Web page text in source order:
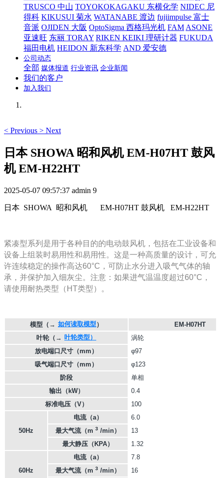
TRUSCO 中山 TOYOKOKAGAKU 东横化学 NIDEC 尼
得科 KIKUSUI 菊水 WATANABE 渡边 fujiimpulse 富士
音派 OJIDEN 大阪 OptoSigma 西格玛光机 FAM ASONE
亚速旺 东丽 TORAY RIKEN KEIKI 理研计器 FUKUDA
福田电机 HEIDON 新东科学 AND 爱安德
公司动态
全部 媒体报道 行业资讯 企业新闻
我们的客户
加入我们
< Previous > Next
日本 SHOWA 昭和风机 EM-H07HT 鼓风
机 EM-H22HT
2025-05-07 09:57:37 admin 9
日本 SHOWA 昭和风机 EM-H07HT 鼓风机 EM-H22HT
紧凑型系列是用于各种目的的电动鼓风机，包括在工业设备和
设备上组装时易用性和易用性。这是一种高质量的设计，可允
许连续稳定的操作高达60°C，可防止水分进入吸气气体的轴
承，并保护加入细灰尘。注意：如果进气温温度超过60°C，
请使用耐热类型（HT类型）。
模型 （→ 如何读取模型 ）
EM-H07HT
叶轮 （→ 叶轮类型）
涡轮
放电端口尺寸（mm）
φ97
吸气端口尺寸（mm）
φ123
阶段
单相
输出（kW）
0.4
标准电压（V）
100
50Hz
电流（a）
6.0
最大气流（m 3 /min）
13
最大静压（KPA）
1.32
60Hz
电流（a）
7.8
最大气流（m 3 /min）
16